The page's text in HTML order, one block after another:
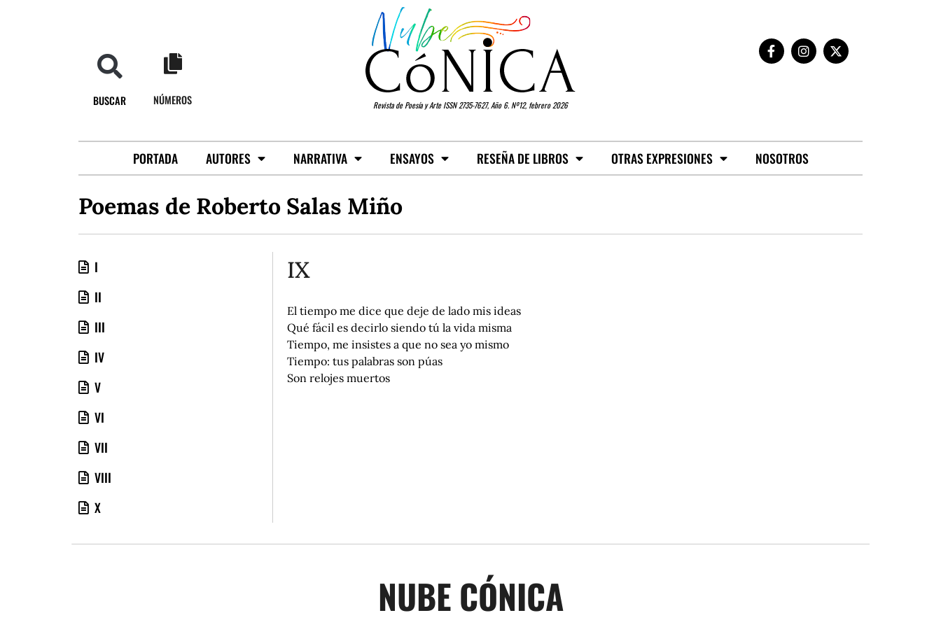
BUSCAR NÚMEROS Revista de Poesía y Arte ISSN 2735-7627, Año 6. Nº12, febrero 2026
PORTADA AUTORES NARRATIVA ENSAYOS RESEÑA DE LIBROS OTRAS EXPRESIONES NOSOTROS
Poemas de Roberto Salas Miño
I
II
III
IV
V
VI
VII
VIII
X
IX
El tiempo me dice que deje de lado mis ideas
Qué fácil es decirlo siendo tú la vida misma
Tiempo, me insistes a que no sea yo mismo
Tiempo: tus palabras son púas
Son relojes muertos
NUBE CÓNICA